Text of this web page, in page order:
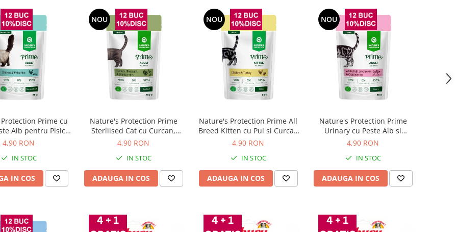
Prime cu
Alb pentru Pisici
85 Gr
4,90 RON
IN STOC
IN COS
NOU
Nature's Protection Prime
Sterilised Cat cu Curcan,
Fazan si Merisoare 85 Gr
4,90 RON
IN STOC
ADAUGA IN COS
NOU
Nature's Protection Prime All
Breed Kitten cu Pui si Curcan
85 Gr
4,90 RON
IN STOC
ADAUGA IN COS
NOU
Nature's Protection Prime
Urinary cu Peste Alb si
Merisoare pentru Pisici 85 Gr
4,90 RON
IN STOC
ADAUGA IN COS